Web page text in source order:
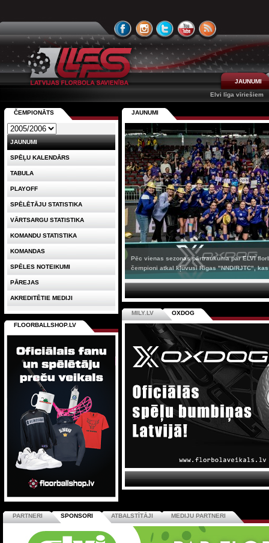
JAUNUMI
Elvi līga vīriešiem
JAUNUMI
Pēc vienas sezonas pārtraukuma par ELVI
čempioni atkal kļuvusi Rīgas "NND/RJTC",
MILY.LV OXDOG
ČEMPIONĀTS
JAUNUMI
SPĒĻU KALENDĀRS
TABULA
PLAYOFF
SPĒLĒTĀJU STATISTIKA
VĀRTSARGU STATISTIKA
KOMANDU STATISTIKA
KOMANDAS
SPĒLES NOTEIKUMI
PĀREJAS
AKREDITĒTIE MEDIJI
FLOORBALLSHOP.LV
PARTNERI SPONSORI ATBALSTĪTĀJI MEDIJU PARTNERI